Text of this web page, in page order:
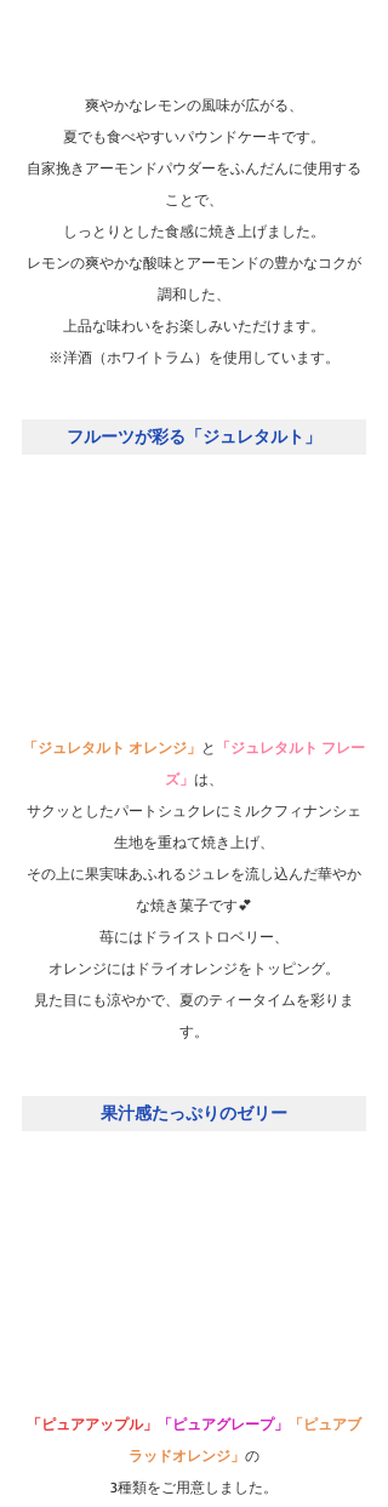
爽やかなレモンの風味が広がる、
夏でも食べやすいパウンドケーキです。
自家挽きアーモンドパウダーをふんだんに使用する
ことで、
しっとりとした食感に焼き上げました。
レモンの爽やかな酸味とアーモンドの豊かなコクが
調和した、
上品な味わいをお楽しみいただけます。
※洋酒（ホワイトラム）を使用しています。
フルーツが彩る「ジュレタルト」
「ジュレタルト オレンジ」 と
「ジュレタルト フレー
ズ」 は、
サクッとしたパートシュクレにミルクフィナンシェ
生地を重ねて焼き上げ、
その上に果実味あふれるジュレを流し込んだ華やか
な焼き菓子です💕
苺にはドライストロベリー、
オレンジにはドライオレンジをトッピング。
見た目にも涼やかで、夏のティータイムを彩りま
す。
果汁感たっぷりのゼリー
「ピュアアップル」 「ピュアグレープ」
「ピュアブ
ラッドオレンジ」 の
3種類をご用意しました。